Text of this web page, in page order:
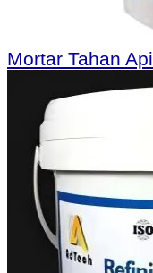
Mortar Tahan Api